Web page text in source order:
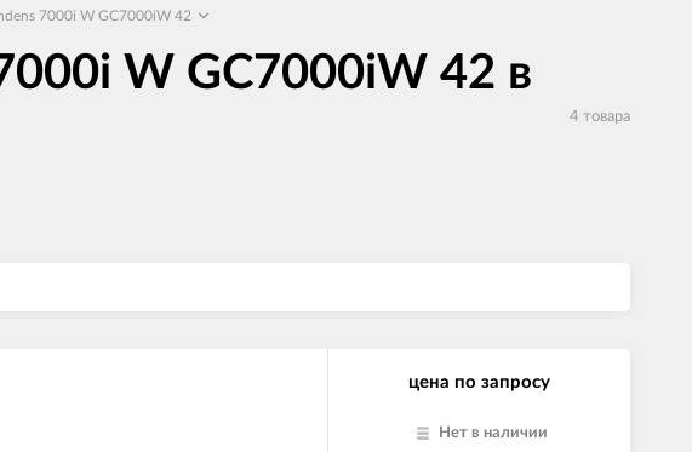
7000i W GC7000iW 42
W GC7000iW 42 в
4 товара
цена по запросу
Нет в наличии